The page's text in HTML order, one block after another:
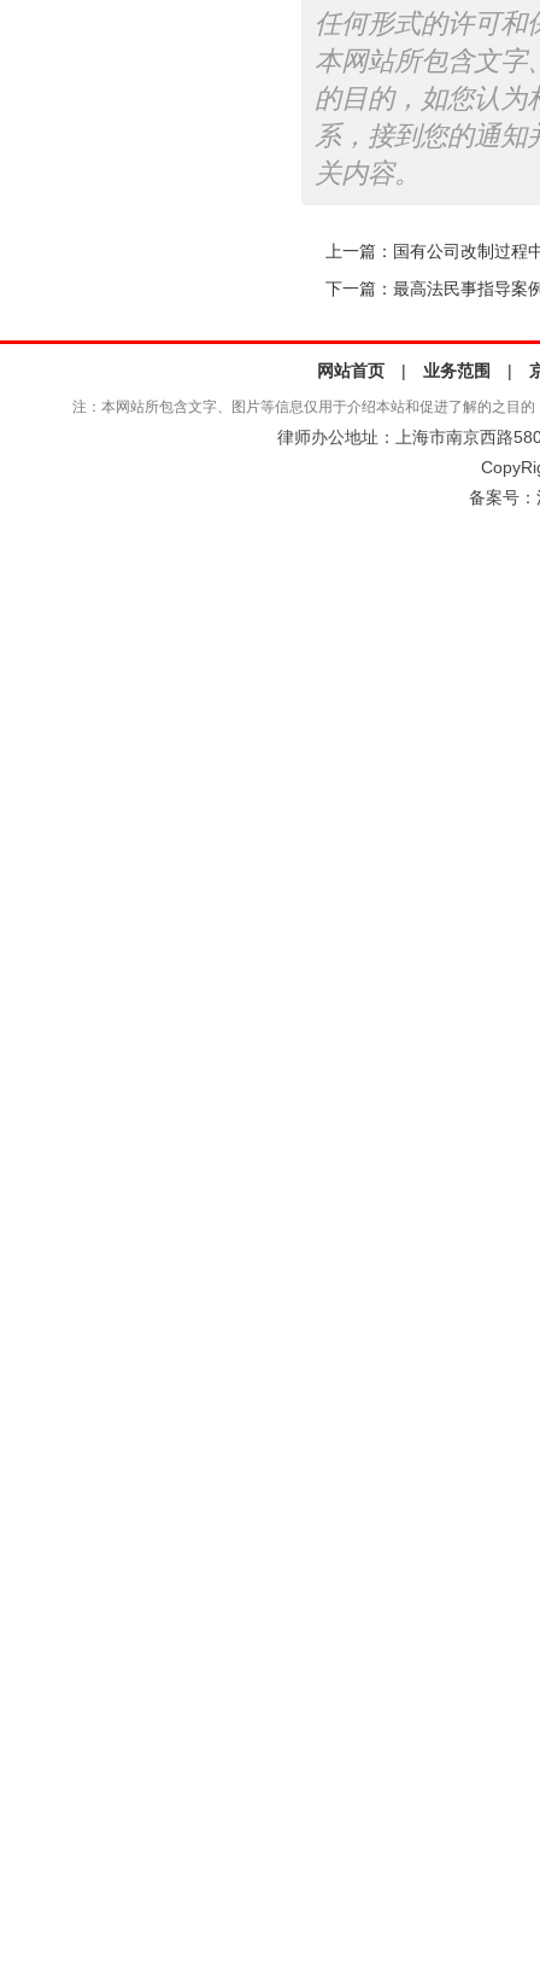
任何形式的许可和
本网站所包含文字
的目的，如您认为
系，接到您的通知
关内容。
上一篇： 国有公司改制过程
下一篇： 最高法民事指导案
网站首页 | 业务范围 |
注：本网站所包含文字、图片等信息仅用于介绍本站和促进了解的之目
律师办公地址：上海市南京西路
备案号：